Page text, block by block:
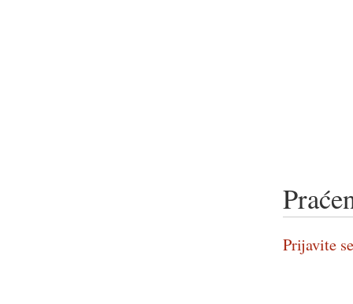
Prijavite